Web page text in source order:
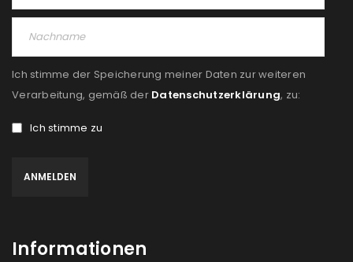
Ich stimme der Speicherung meiner Daten zur weiteren
Verarbeitung, gemäß der Datenschutzerklärung, zu:
Ich stimme zu
Informationen